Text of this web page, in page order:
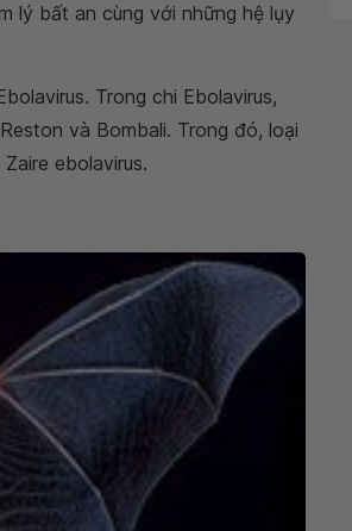
lý bất an cùng với những hệ lụy
Trong chi Ebolavirus,
và Bombali. Trong đó, loại
ebolavirus.